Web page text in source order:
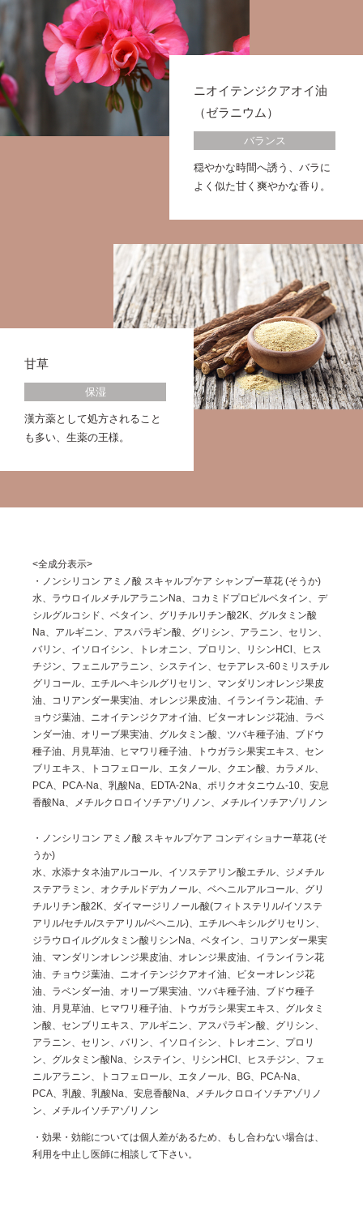
ニオイテンジクアオイ油
（ゼラニウム）
バランス
穏やかな時間へ誘う、バラに
よく似た甘く爽やかな香り。
甘草
保湿
漢方薬として処方されること
も多い、生薬の王様。
<全成分表示>
・ノンシリコン アミノ酸 スキャルプケア シャンプー草花 (そうか)
水、ラウロイルメチルアラニンNa、コカミドプロピルベタイン、デ
シルグルコシド、ベタイン、グリチルリチン酸2K、グルタミン酸
Na、アルギニン、アスパラギン酸、グリシン、アラニン、セリン、
バリン、イソロイシン、トレオニン、プロリン、リシンHCl、ヒス
チジン、フェニルアラニン、システイン、セテアレス‐60ミリスチル
グリコール、エチルヘキシルグリセリン、マンダリンオレンジ果皮
油、コリアンダー果実油、オレンジ果皮油、イランイラン花油、チ
ョウジ葉油、ニオイテンジクアオイ油、ビターオレンジ花油、ラベ
ンダー油、オリーブ果実油、グルタミン酸、ツバキ種子油、ブドウ
種子油、月見草油、ヒマワリ種子油、トウガラシ果実エキス、セン
ブリエキス、トコフェロール、エタノール、クエン酸、カラメル、
PCA、PCA-Na、乳酸Na、EDTA-2Na、ポリクオタニウム‐10、安息
香酸Na、メチルクロロイソチアゾリノン、メチルイソチアゾリノン
・ノンシリコン アミノ酸 スキャルプケア コンディショナー草花 (そ
うか)
水、水添ナタネ油アルコール、イソステアリン酸エチル、ジメチル
ステアラミン、オクチルドデカノール、ベヘニルアルコール、グリ
チルリチン酸2K、ダイマージリノール酸(フィトステリル/イソステ
アリル/セチル/ステアリル/ベヘニル)、エチルヘキシルグリセリン、
ジラウロイルグルタミン酸リシンNa、ベタイン、コリアンダー果実
油、マンダリンオレンジ果皮油、オレンジ果皮油、イランイラン花
油、チョウジ葉油、ニオイテンジクアオイ油、ビターオレンジ花
油、ラベンダー油、オリーブ果実油、ツバキ種子油、ブドウ種子
油、月見草油、ヒマワリ種子油、トウガラシ果実エキス、グルタミ
ン酸、センブリエキス、アルギニン、アスパラギン酸、グリシン、
アラニン、セリン、バリン、イソロイシン、トレオニン、プロリ
ン、グルタミン酸Na、システイン、リシンHCl、ヒスチジン、フェ
ニルアラニン、トコフェロール、エタノール、BG、PCA-Na、
PCA、乳酸、乳酸Na、安息香酸Na、メチルクロロイソチアゾリノ
ン、メチルイソチアゾリノン
・効果・効能については個人差があるため、もし合わない場合は、
利用を中止し医師に相談して下さい。